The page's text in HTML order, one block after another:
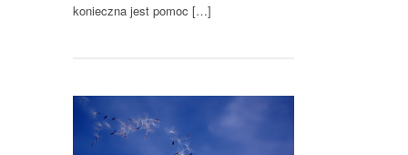
konieczna jest pomoc […]